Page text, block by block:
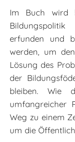
Im Buch wird
erfunden und
werden, um
Lösung des
der
bleiben. Wie
umfangreicher
Weg zu einem
um die